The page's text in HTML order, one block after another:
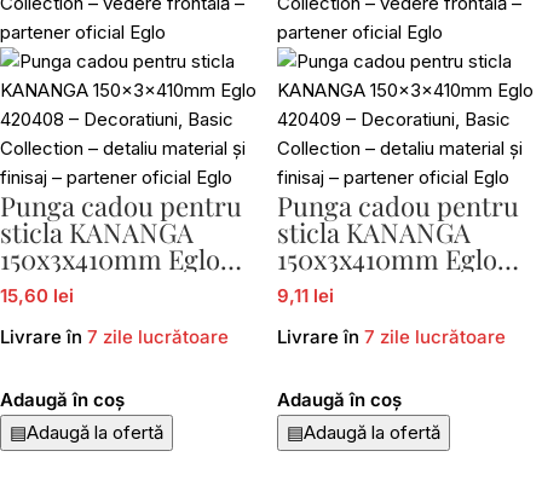
Punga cadou pentru
sticla KANANGA
150x3x410mm Eglo
420408
15,60 lei
Livrare în 7 zile lucrătoare
Adaugă în coș
▤Adaugă la ofertă
Punga cadou pentru
sticla KANANGA
150x3x410mm Eglo
420409
9,11 lei
Livrare în 7 zile lucrătoare
Adaugă în coș
▤Adaugă la ofertă